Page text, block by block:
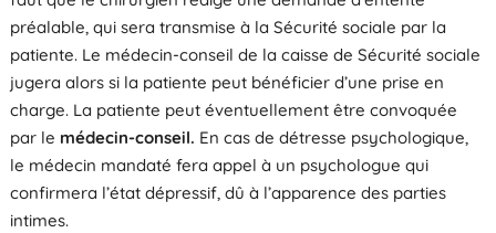
préalable, qui sera transmise à la Sécurité sociale par la
patiente. Le médecin-conseil de la caisse de Sécurité sociale
jugera alors si la patiente peut bénéficier d’une prise en
charge. La patiente peut éventuellement être convoquée
par le médecin-conseil. En cas de détresse psychologique,
le médecin mandaté fera appel à un psychologue qui
confirmera l’état dépressif, dû à l’apparence des parties
intimes.